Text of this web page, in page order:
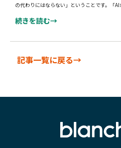
の代わりにはならない」ということです。「
続きを読む→
記事一覧に戻る→